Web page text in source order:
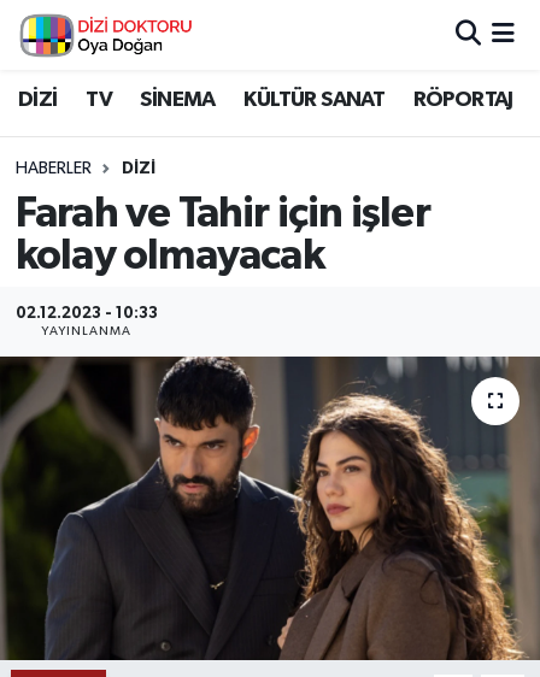
DİZİ TV SİNEMA KÜLTÜR SANAT RÖPORTAJ
HABERLER DİZİ
Farah ve Tahir için işler
kolay olmayacak
02.12.2023 - 10:33
YAYINLANMA
İstanbul Nöbetçi Eczaneler
İstanbul Namaz Vakitleri
İstanbul Trafik Yoğunluk Haritası
Süper Lig Puan Durumu ve Fikstür
Tüm Manşetler
Son Dakika Haberleri
Haber Arşivi